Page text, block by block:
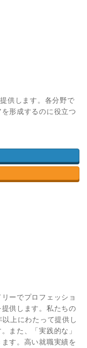
供します。各分野で
形成するのに役立つ
ーでプロフェッショ
供します。私たちの
上にわたって提供し
また、「実践的な」
す。高い就職実績を